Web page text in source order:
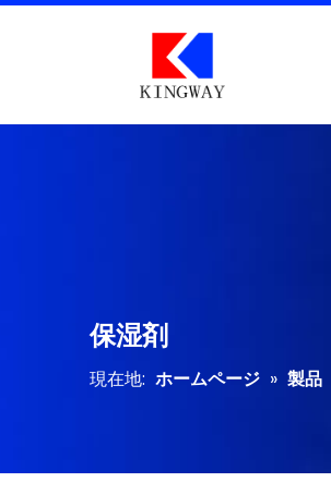
保湿剤
現在地: ホームページ » 製品